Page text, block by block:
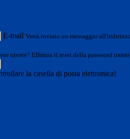
E-mail Verrà inviato un messaggio
utente? Effettua il reset della password
la casella di posta elettronica!